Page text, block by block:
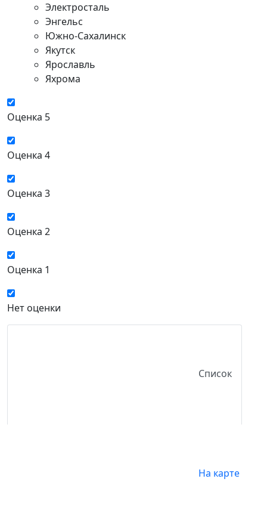
Электросталь
Энгельс
Южно-Сахалинск
Якутск
Ярославль
Яхрома
Оценка 5
Оценка 4
Оценка 3
Оценка 2
Оценка 1
Нет оценки
Список
На карте